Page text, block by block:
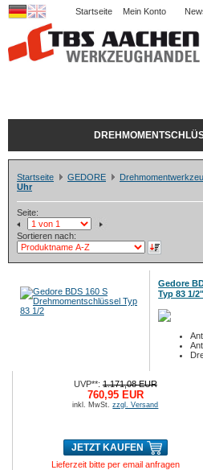
Startseite Mein Konto
Startseite GEDORE
Uhr
Seite:
Sortieren nach:
Gedore
Typ 83 1/
UVP**:1.171,08 EUR
760,95 EUR
inkl. MwSt.zzgl. Versand
JETZT KAUFEN
Lieferzeit bitte per email anfragen